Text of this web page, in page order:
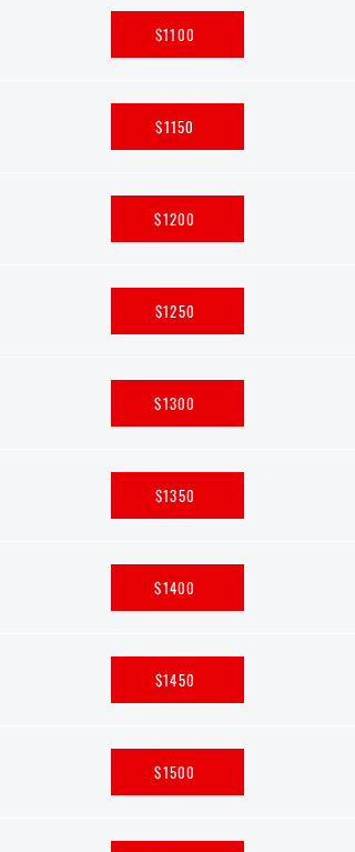
$1100
$1150
$1200
$1250
$1300
$1350
$1400
$1450
$1500